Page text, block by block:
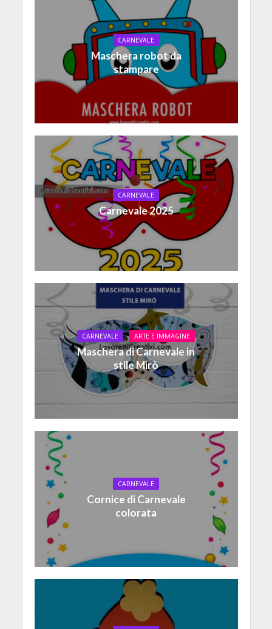
CARNEVALE
Maschera robot da
stampare
CARNEVALE
Carnevale 2025
CARNEVALE ARTE E IMMAGINE
Maschera di Carnevale in
stile Mirò
CARNEVALE
Cornice di Carnevale
colorata